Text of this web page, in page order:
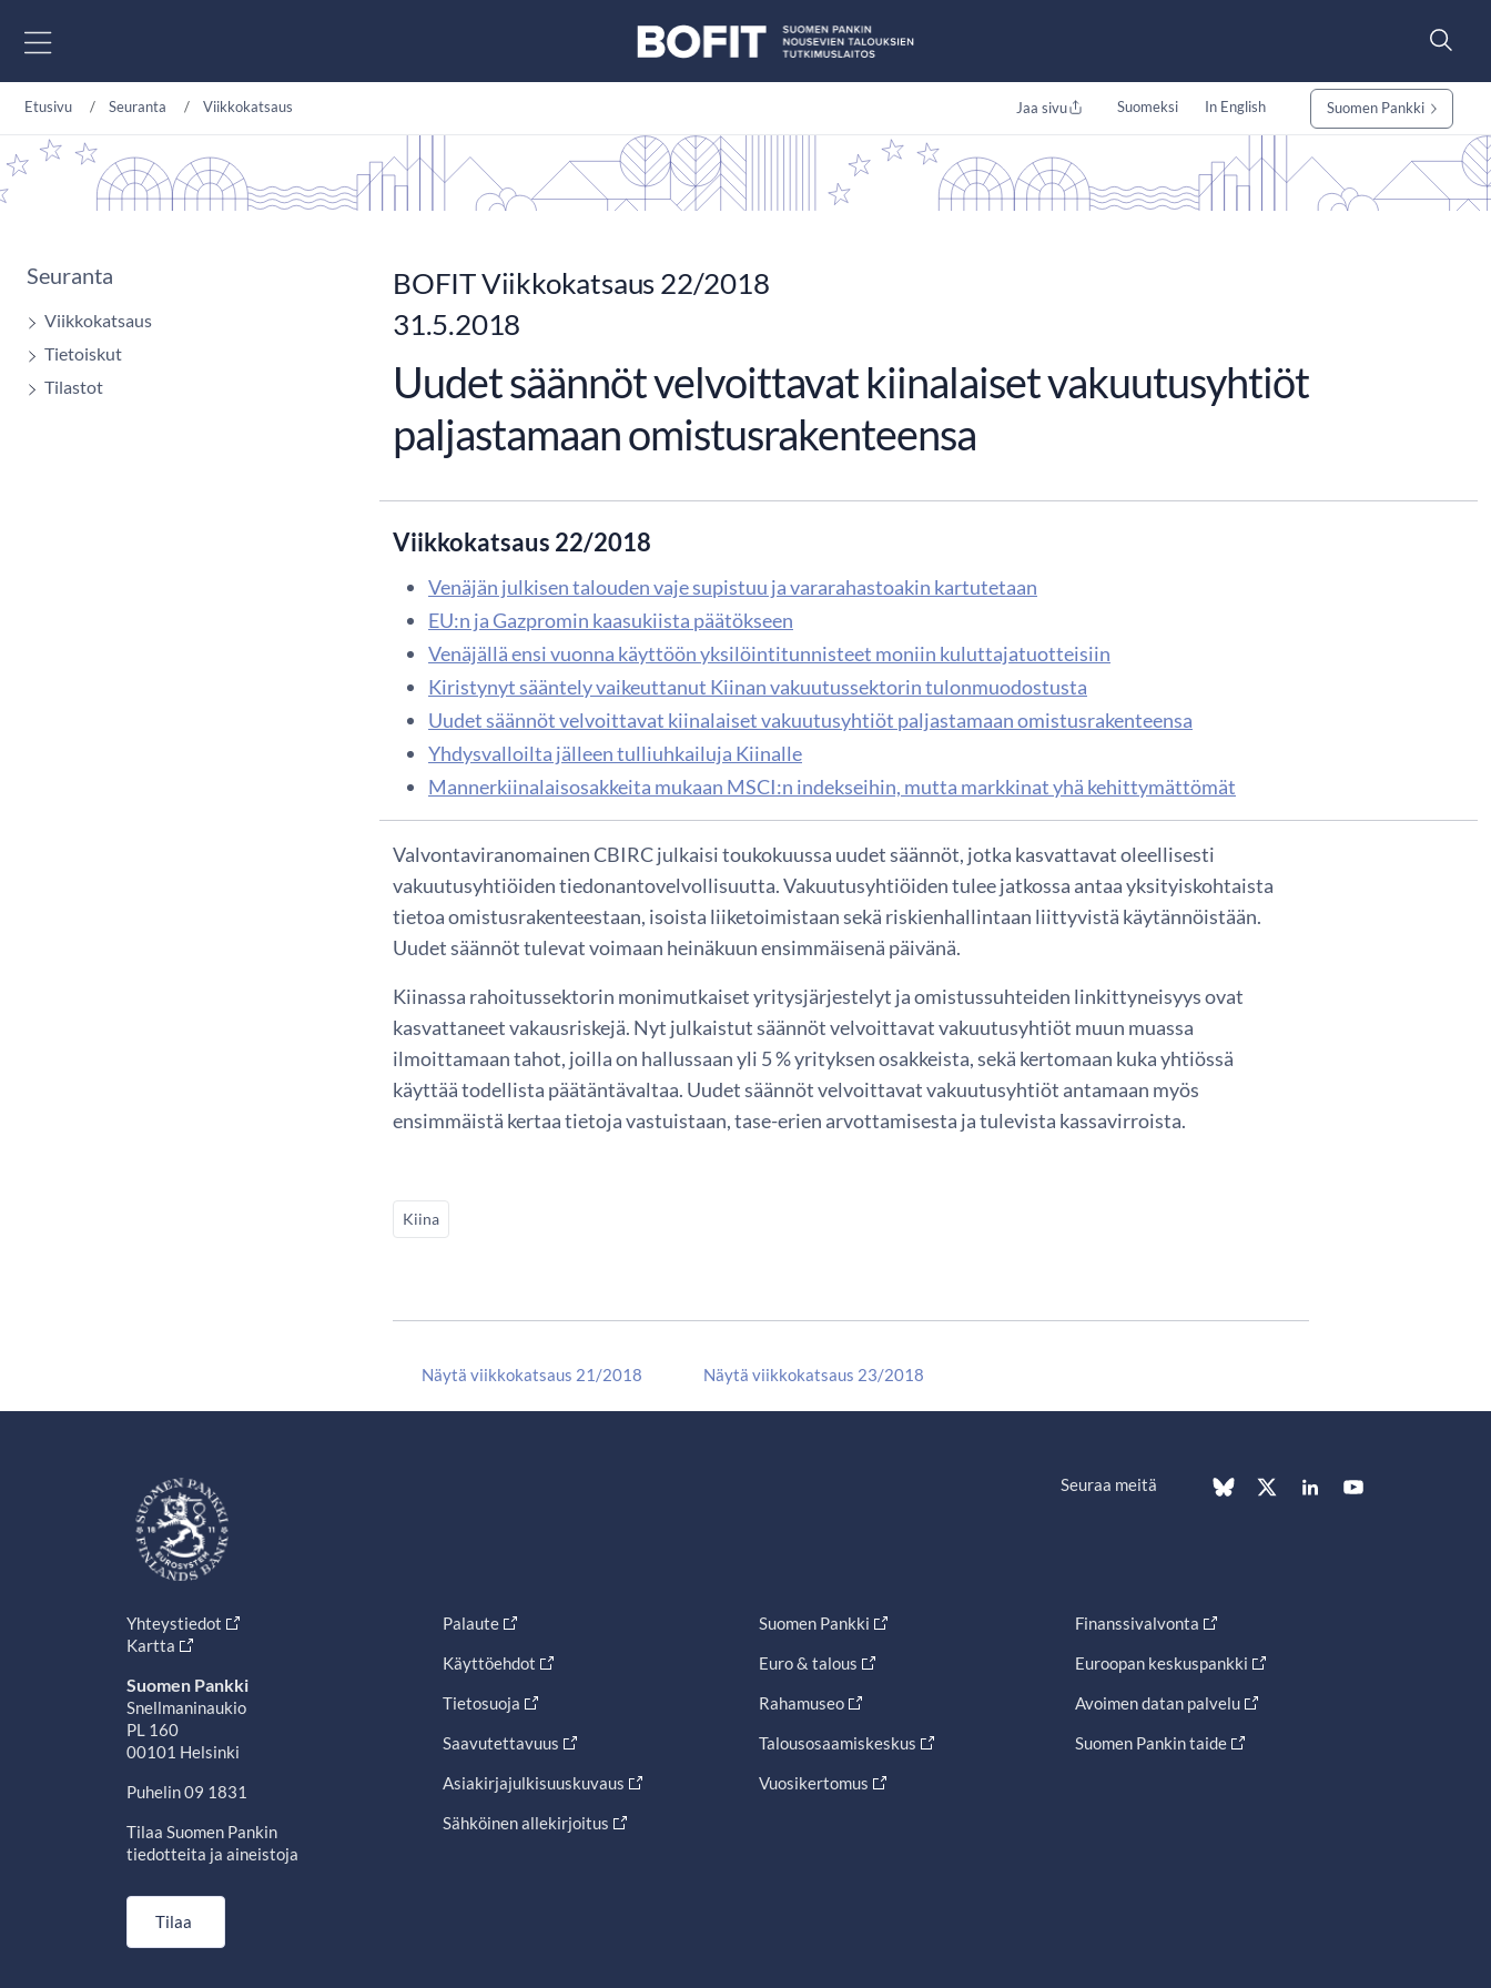
Etusivu Seuranta Viikkokatsaus Jaa sivu Suomeksi In English Suomen Pankki
Seuranta
Viikkokatsaus
Tietoiskut
Tilastot
BOFIT Viikkokatsaus 22/2018
31.5.2018
Uudet säännöt velvoittavat kiinalaiset vakuutusyhtiöt
paljastamaan omistusrakenteensa
Viikkokatsaus 22/2018
Venäjän julkisen talouden vaje supistuu ja vararahastoakin kartutetaan
EU:n ja Gazpromin kaasukiista päätökseen
Venäjällä ensi vuonna käyttöön yksilöintitunnisteet moniin kuluttajatuotteisiin
Kiristynyt sääntely vaikeuttanut Kiinan vakuutussektorin tulonmuodostusta
Uudet säännöt velvoittavat kiinalaiset vakuutusyhtiöt paljastamaan omistusrakenteensa
Yhdysvalloilta jälleen tulliuhkailuja Kiinalle
Mannerkiinalaisosakkeita mukaan MSCI:n indekseihin, mutta markkinat yhä kehittymättömät
Valvontaviranomainen CBIRC julkaisi toukokuussa uudet säännöt, jotka kasvattavat oleellisesti
vakuutusyhtiöiden tiedonantovelvollisuutta. Vakuutusyhtiöiden tulee jatkossa antaa yksityiskohtaista
tietoa omistusrakenteestaan, isoista liiketoimistaan sekä riskienhallintaan liittyvistä käytännöistään.
Uudet säännöt tulevat voimaan heinäkuun ensimmäisenä päivänä.
Kiinassa rahoitussektorin monimutkaiset yritysjärjestelyt ja omistussuhteiden linkittyneisyys ovat
kasvattaneet vakausriskejä. Nyt julkaistut säännöt velvoittavat vakuutusyhtiöt muun muassa
ilmoittamaan tahot, joilla on hallussaan yli 5 % yrityksen osakkeista, sekä kertomaan kuka yhtiössä
käyttää todellista päätäntävaltaa. Uudet säännöt velvoittavat vakuutusyhtiöt antamaan myös
ensimmäistä kertaa tietoja vastuistaan, tase-erien arvottamisesta ja tulevista kassavirroista.
Kiina
Näytä viikkokatsaus 21/2018 Näytä viikkokatsaus 23/2018
Seuraa meitä
Yhteystiedot
Kartta
Suomen Pankki
Snellmaninaukio
PL 160
00101 Helsinki
Puhelin 09 1831
Tilaa Suomen Pankin
tiedotteita ja aineistoja
Tilaa
Palaute
Käyttöehdot
Tietosuoja
Saavutettavuus
Asiakirjajulkisuuskuvaus
Sähköinen allekirjoitus
Suomen Pankki
Euro & talous
Rahamuseo
Talousosaamiskeskus
Vuosikertomus
Finanssivalvonta
Euroopan keskuspankki
Avoimen datan palvelu
Suomen Pankin taide